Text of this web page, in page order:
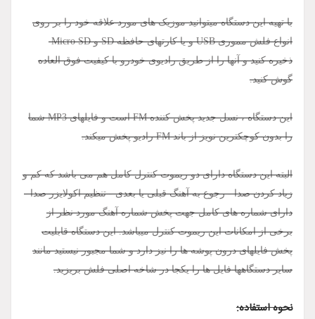
با تهیه این دستگاه میتوانید موزیک های مورد علاقه خود را بر روی
انواع فلش مموری USB و یا کارتهای حافظه SD و Micro SD
ذخیره کنید و آنها را از طریق رادیوی خودرو با کیفیت فوق العاده
گوش کنید.
این دستگاه ، نسل جدید پخش کننده FM است و فایلهای MP3 شما
را بدون کوچکترین نویز از باند FM رادیو پخش میکند.
البته این دستگاه دارای دو ریموت کنترل کامل هم می باشد که کم و
زیاد کردن صدا - رجوع به آهنگ قبلی یا بعدی - تنظیم اکولایزر صدا -
دارای شماره های کامل جهت پخش شماره آهنگ مورد نظر از
برخی از امکانات این ریموت کنترل میباشد. این دستگاه قابلیت
پخش فایلهای درون پوشه ها را نیز دارد و شما مجبور نیستید مانند
سایر دستگاهها فایل ها را یکجا در شاخه اصلی فلش بریزید.
نحوه استفاده: